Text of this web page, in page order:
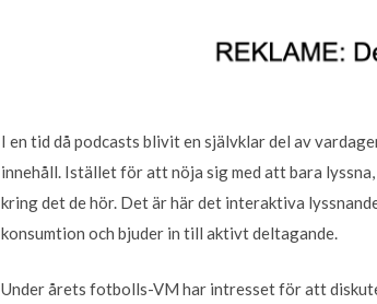
I en tid då podcasts blivit en självklar del av
innehåll. Istället för att nöja sig med att bara
kring det de hör. Det är här det interaktiva
konsumtion och bjuder in till aktivt deltagande.
Under årets fotbolls-VM har intresset för att